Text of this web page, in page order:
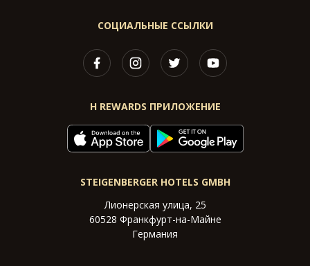
СОЦИАЛЬНЫЕ ССЫЛКИ
H REWARDS ПРИЛОЖЕНИЕ
STEIGENBERGER HOTELS GMBH
Лионерская улица, 25
60528 Франкфурт-на-Майне
Германия